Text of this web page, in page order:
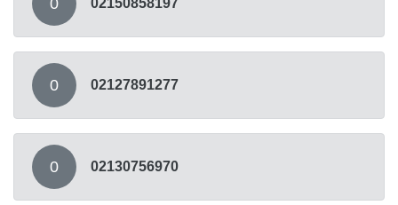
0 02150858197
0 02127891277
0 02130756970